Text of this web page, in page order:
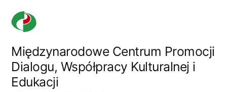
Przejdź
treściMiędzynarodowe Centrum Promocji
Dialogu, Współpracy Kulturalnej i
Edukacji